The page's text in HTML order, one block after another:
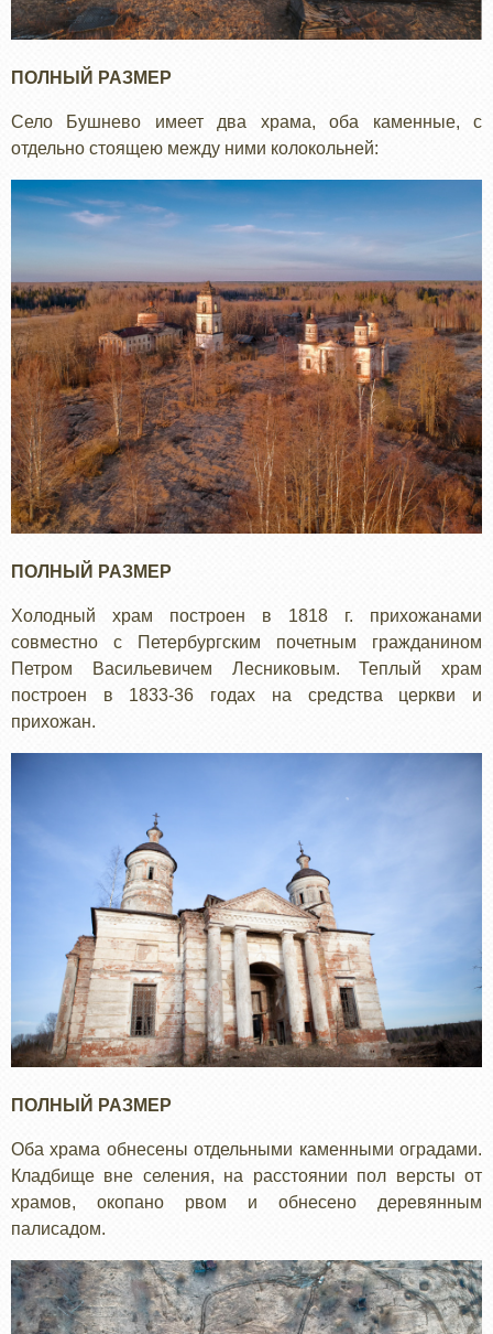
ПОЛНЫЙ РАЗМЕР
Село Бушнево имеет два храма, оба каменные, с
отдельно стоящею между ними колокольней:
ПОЛНЫЙ РАЗМЕР
Холодный храм построен в 1818 г. прихожанами
совместно с Петербургским почетным гражданином
Петром Васильевичем Лесниковым. Теплый храм
построен в 1833-36 годах на средства церкви и
прихожан.
ПОЛНЫЙ РАЗМЕР
Оба храма обнесены отдельными каменными оградами.
Кладбище вне селения, на расстоянии пол версты от
храмов, окопано рвом и обнесено деревянным
палисадом.